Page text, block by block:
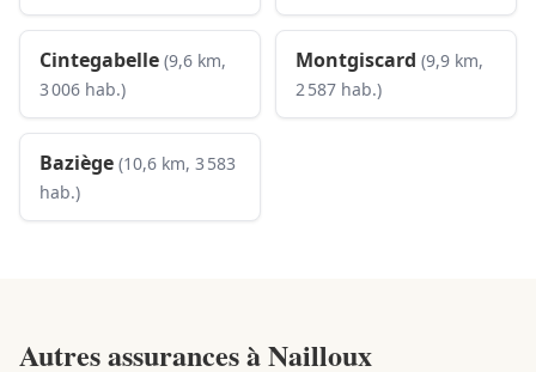
Cintegabelle (9,6 km,
3 006 hab.)
Montgiscard (9,9 km,
2 587 hab.)
Baziège (10,6 km, 3 583
hab.)
Autres assurances àNailloux